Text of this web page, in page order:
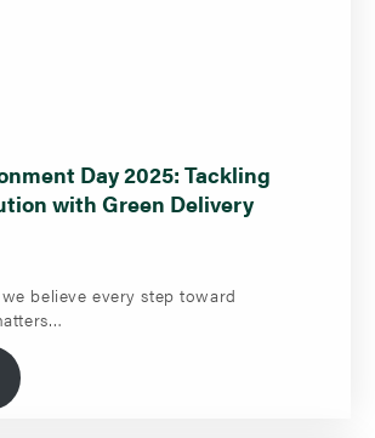
Day 2025: Tackling
with Green Delivery
believe every step toward